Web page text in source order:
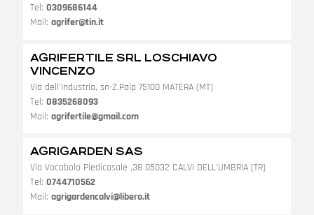
Tel: 0309686144
Mail: agrifer@tin.it
AGRIFERTILE SRL LOSCHIAVO
VINCENZO
Via dell'Industria, sn-Z.Paip 75100 MATERA (MT)
Tel: 0835268093
Mail: agrifertile@gmail.com
AGRIGARDEN SAS
Via Vocabolo Piedicasale ,38 05032 CALVI DELL'UMBRIA (TR)
Tel: 0744710562
Mail: agrigardencalvi@libero.it